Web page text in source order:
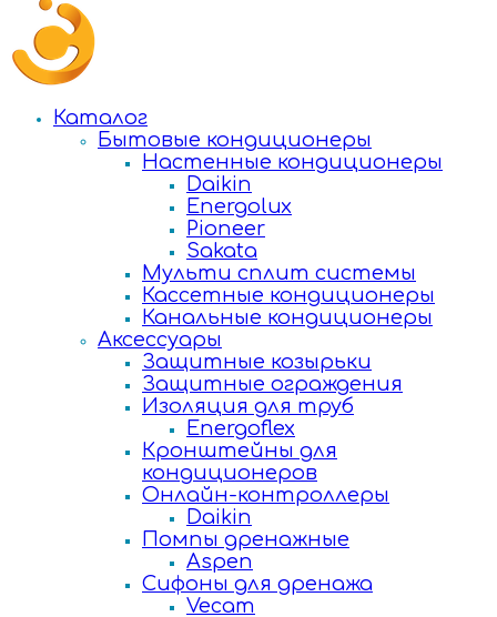
Каталог
Бытовые кондиционеры
Настенные кондиционеры
Daikin
Energolux
Pioneer
Sakata
Мульти сплит системы
Кассетные кондиционеры
Канальные кондиционеры
Аксессуары
Защитные козырьки
Защитные ограждения
Изоляция для труб
Energoflex
Кронштейны для
кондиционеров
Онлайн-контроллеры
Daikin
Помпы дренажные
Aspen
Сифоны для дренажа
Vecam